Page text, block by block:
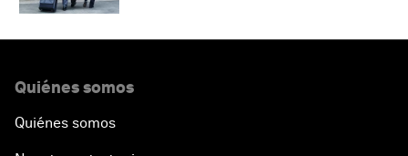
Quiénes somos
Quiénes somos